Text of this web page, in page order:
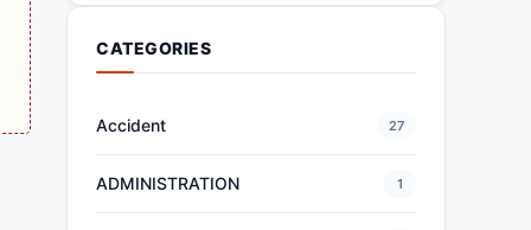
CATEGORIES
Accident 27
ADMINISTRATION 1